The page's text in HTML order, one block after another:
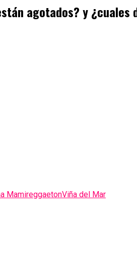
agotados? y ¿cuales
MamireggaetonViña del Mar